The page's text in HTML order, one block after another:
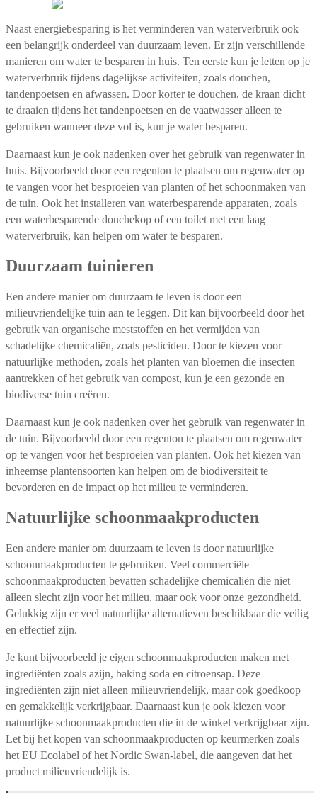
Naast energiebesparing is het verminderen van waterverbruik ook
een belangrijk onderdeel van duurzaam leven. Er zijn verschillende
manieren om water te besparen in huis. Ten eerste kun je letten op je
waterverbruik tijdens dagelijkse activiteiten, zoals douchen,
tandenpoetsen en afwassen. Door korter te douchen, de kraan dicht
te draaien tijdens het tandenpoetsen en de vaatwasser alleen te
gebruiken wanneer deze vol is, kun je water besparen.
Daarnaast kun je ook nadenken over het gebruik van regenwater in
huis. Bijvoorbeeld door een regenton te plaatsen om regenwater op
te vangen voor het besproeien van planten of het schoonmaken van
de tuin. Ook het installeren van waterbesparende apparaten, zoals
een waterbesparende douchekop of een toilet met een laag
waterverbruik, kan helpen om water te besparen.
Duurzaam tuinieren
Een andere manier om duurzaam te leven is door een
milieuvriendelijke tuin aan te leggen. Dit kan bijvoorbeeld door het
gebruik van organische meststoffen en het vermijden van
schadelijke chemicaliën, zoals pesticiden. Door te kiezen voor
natuurlijke methoden, zoals het planten van bloemen die insecten
aantrekken of het gebruik van compost, kun je een gezonde en
biodiverse tuin creëren.
Daarnaast kun je ook nadenken over het gebruik van regenwater in
de tuin. Bijvoorbeeld door een regenton te plaatsen om regenwater
op te vangen voor het besproeien van planten. Ook het kiezen van
inheemse plantensoorten kan helpen om de biodiversiteit te
bevorderen en de impact op het milieu te verminderen.
Natuurlijke schoonmaakproducten
Een andere manier om duurzaam te leven is door natuurlijke
schoonmaakproducten te gebruiken. Veel commerciële
schoonmaakproducten bevatten schadelijke chemicaliën die niet
alleen slecht zijn voor het milieu, maar ook voor onze gezondheid.
Gelukkig zijn er veel natuurlijke alternatieven beschikbaar die veilig
en effectief zijn.
Je kunt bijvoorbeeld je eigen schoonmaakproducten maken met
ingrediënten zoals azijn, baking soda en citroensap. Deze
ingrediënten zijn niet alleen milieuvriendelijk, maar ook goedkoop
en gemakkelijk verkrijgbaar. Daarnaast kun je ook kiezen voor
natuurlijke schoonmaakproducten die in de winkel verkrijgbaar zijn.
Let bij het kopen van schoonmaakproducten op keurmerken zoals
het EU Ecolabel of het Nordic Swan-label, die aangeven dat het
product milieuvriendelijk is.